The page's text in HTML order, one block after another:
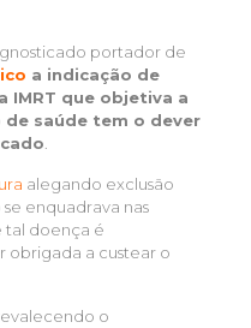
portador de
a indicação de
IMRT que objetiva a
de saúde tem o dever
.
alegando exclusão
enquadrava nas
tal doença é
obrigada a custear o
o